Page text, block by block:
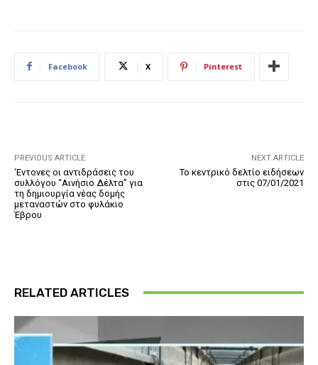
Facebook X Pinterest
PREVIOUS ARTICLE
‘Εντονες οι αντιδράσεις του
συλλόγου “Αινήσιο Δέλτα” για
τη δημιουργία νέας δομής
μεταναστών στο φυλάκιο
Έβρου
NEXT ARTICLE
Το κεντρικό δελτίο ειδήσεων
στις 07/01/2021
RELATED ARTICLES